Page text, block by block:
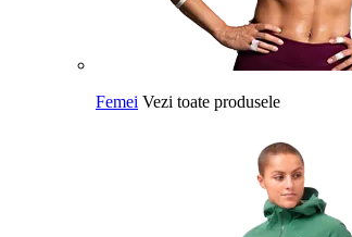
Femei Vezi toate produsele